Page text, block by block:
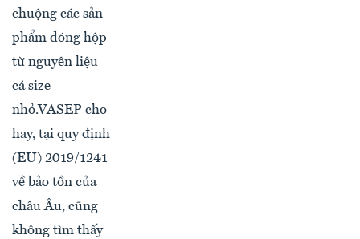
chuộng các sản
phẩm đóng hộp
từ nguyên liệu
cá size
nhỏ.VASEP cho
hay, tại quy định
(EU) 2019/1241
về bảo tồn của
châu Âu, cũng
không tìm thấy